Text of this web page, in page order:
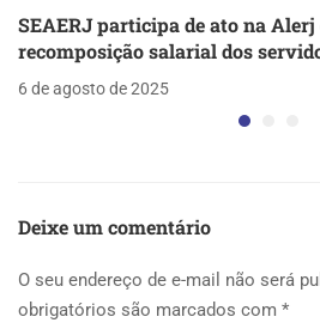
SEAERJ participa de ato na Alerj
recomposição salarial dos
6 de agosto de 2025
Deixe um comentário
O seu endereço de e-mail não será
obrigatórios são marcados com *